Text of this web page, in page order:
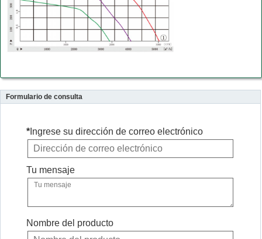
Formulario de consulta
* Ingrese su dirección de correo electrónico
Tu mensaje
Nombre del producto